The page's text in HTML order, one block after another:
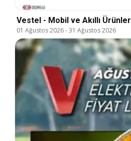
Vestel - Mobil ve Akıllı Ürünler
01 Ağustos 2026-31 Ağustos 2026